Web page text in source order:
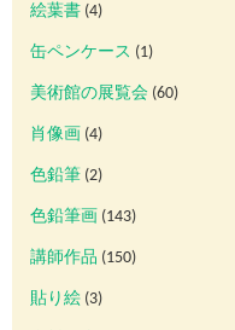
絵葉書 (4)
缶ペンケース (1)
美術館の展覧会 (60)
肖像画 (4)
色鉛筆 (2)
色鉛筆画 (143)
講師作品 (150)
貼り絵 (3)